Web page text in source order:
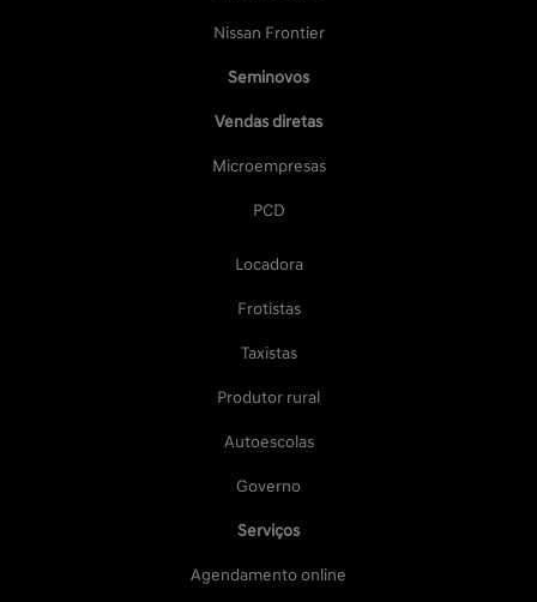
Nissan Frontier
Seminovos
Vendas diretas
Microempresas
PCD
Locadora
Frotistas
Taxistas
Produtor rural
Autoescolas
Governo
Serviços
Agendamento online